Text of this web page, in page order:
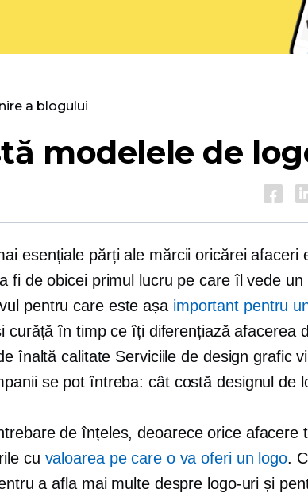
a blogului
modelele de
esențiale părți ale mărcii oricărei afaceri
fi de obicei primul lucru pe care îl vede un
pentru care este așa important pentru
curăță în timp ce îți diferențiază afacerea
înaltă calitate Serviciile de design grafic
se pot întreba: cât costă designul de
de înțeles, deoarece orice afacere
cu valoarea pe care o va oferi un logo.
a afla mai multe despre logo-uri și